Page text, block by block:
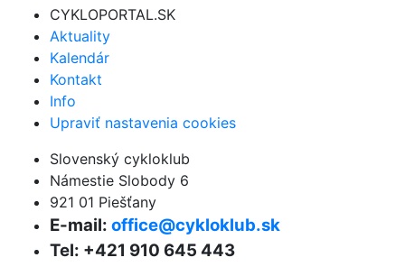
CYKLOPORTAL.SK
Aktuality
Kalendár
Kontakt
Info
Upraviť nastavenia cookies
Slovenský cykloklub
Námestie Slobody 6
921 01 Piešťany
E-mail: office@cykloklub.sk
Tel: +421 910 645 443